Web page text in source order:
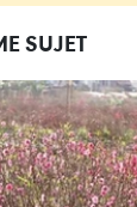
SUJET